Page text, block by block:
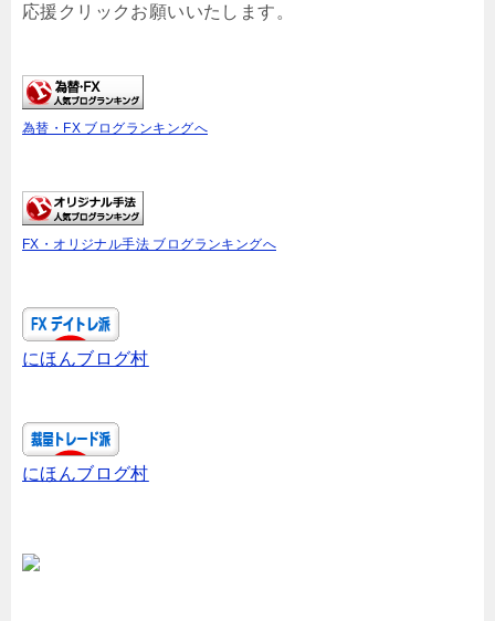
応援クリックお願いいたします。
為替・FX ブログランキングへ
FX・オリジナル手法 ブログランキングへ
にほんブログ村
にほんブログ村